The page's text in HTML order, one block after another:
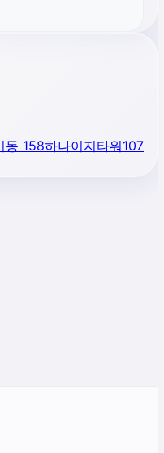
158하나이지타워107